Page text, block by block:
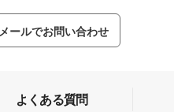
メールでお問い合わせ
よくある質問